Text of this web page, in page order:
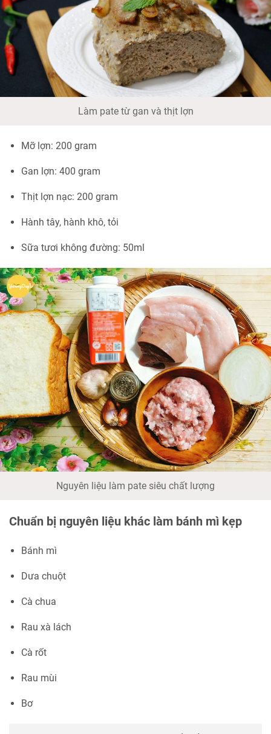
Làm pate từ gan và thịt lợn
Mỡ lợn: 200 gram
Gan lợn: 400 gram
Thịt lợn nạc: 200 gram
Hành tây, hành khô, tỏi
Sữa tươi không đường: 50ml
Nguyên liệu làm pate siêu chất lượng
Chuẩn bị nguyên liệu khác làm bánh mì kẹp
Bánh mì
Dưa chuột
Cà chua
Rau xà lách
Cà rốt
Rau mùi
Bơ